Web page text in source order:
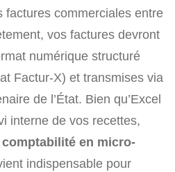
factures commerciales entre
vos factures devront
numérique structuré
Factur-X) et transmises via
de l’État. Bien qu’Excel
interne de vos recettes,
en micro-
indispensable pour